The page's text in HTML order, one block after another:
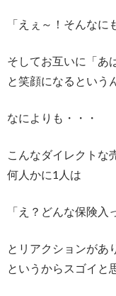
「えぇ～！そんなに
そしてお互いに「あ
と笑顔になるという
なによりも・・・
こんなダイレクトな
何人かに1人は
「え？どんな保険入
とリアクションがあ
というからスゴイと